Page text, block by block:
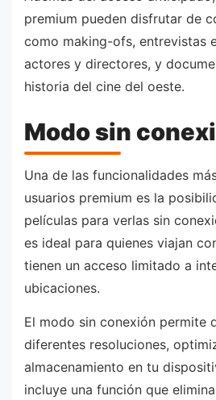
premium pueden disfrutar de
como making-ofs, entrevistas
actores y directores, y
historia del cine del oeste.
Modo sin
Una de las funcionalidades
usuarios premium es la
películas para verlas sin
es ideal para quienes viajan
tienen un acceso limitado a
ubicaciones.
El modo sin conexión permite
diferentes resoluciones,
almacenamiento en tu
incluye una función que